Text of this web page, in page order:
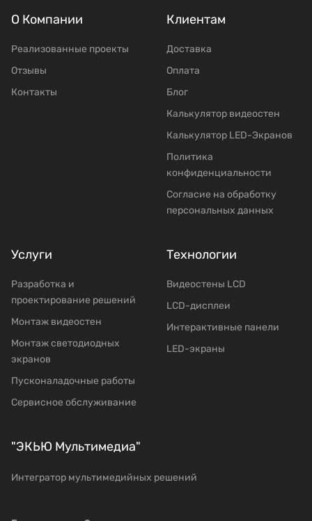
О Компании
Реализованные проекты
Отзывы
Контакты
Клиентам
Доставка
Оплата
Блог
Калькулятор видеостен
Калькулятор LED-Экранов
Политика
конфиденциальности
Согласие на обработку
персональных данных
Услуги
Разработка и
проектирование решений
Mонтаж видеостен
Moнтаж светодиодных
экранов
Пусконаладочные работы
Сервисное обслуживание
Технологии
Видеостены LCD
LCD-дисплеи
Интерактивные панели
LED-экраны
"ЭКЬЮ Мультимедиа"
Интегратор мультимедийных решений